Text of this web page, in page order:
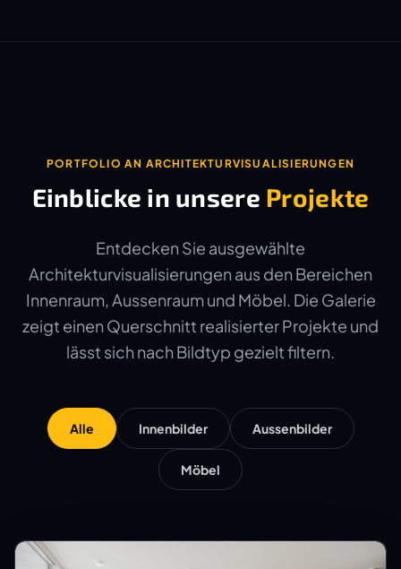
PORTFOLIO AN ARCHITEKTURVISUALISIERUNGEN
Einblicke in unsere Projekte
Entdecken Sie ausgewählte
Architekturvisualisierungen aus den Bereichen
Innenraum, Aussenraum und Möbel. Die Galerie
zeigt einen Querschnitt realisierter Projekte und
lässt sich nach Bildtyp gezielt filtern.
Alle Innenbilder Aussenbilder
Möbel